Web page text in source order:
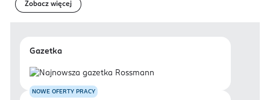
Zobacz więcej
Gazetka
NOWE OFERTY PRACY